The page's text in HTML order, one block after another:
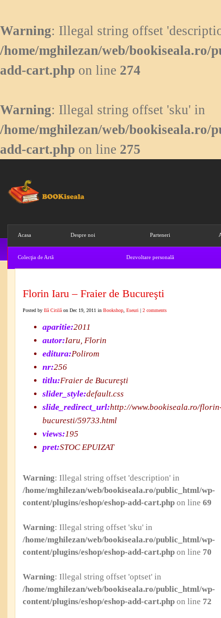
Warning: Illegal string offset
/home/mghilezan/web/bookiseala.ro/
add-cart.php on line 274
Warning: Illegal string offset 'sku' in
/home/mghilezan/web/bookiseala.ro/
add-cart.php on line 275
Acasa Despre noi Parteneri
Colecţia de Artă Dezvoltare personală
Florin Iaru – Fraier de Bucureşti
Posted by Ilă Citilă on Dec 19, 2011 in Bookshop Eseuri | 2 comments
aparitie:2011
autor:Iaru, Florin
editura:Polirom
nr:256
titlu:Fraier de Bucureşti
slider_style:default.css
slide_redirect_url:http://www.bookiseala.ro/
bucuresti/59733.html
views:195
pret:STOC EPUIZAT
Warning: Illegal string offset 'description' in
/home/mghilezan/web/bookiseala.ro/public_html/wp-
content/plugins/eshop/eshop-add-cart.php on line 69
Warning: Illegal string offset 'sku' in
/home/mghilezan/web/bookiseala.ro/public_html/wp-
content/plugins/eshop/eshop-add-cart.php on line 70
Warning: Illegal string offset 'optset' in
/home/mghilezan/web/bookiseala.ro/public_html/wp-
content/plugins/eshop/eshop-add-cart.php on line 72